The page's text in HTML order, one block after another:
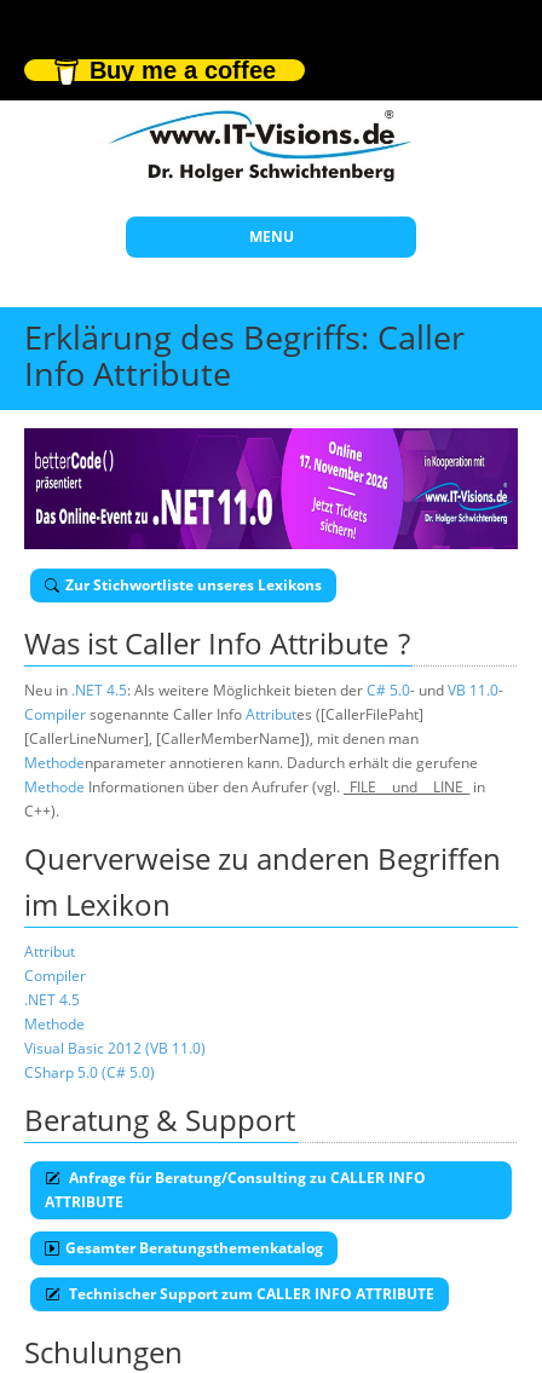
Buy me a coffee
MENU
Start
Themen
Individuelle Schulungen
Offene Seminare
Wissen
Über uns
Erklärung des Begriffs: Caller
Info Attribute
Zur Stichwortliste unseres Lexikons
Was ist Caller Info Attribute ?
Neu in .NET 4.5: Als weitere Möglichkeit bieten derC# 5.0- undVB 11.0-
Compilersogenannte Caller InfoAttributes ([CallerFilePaht]
[CallerLineNumer], [CallerMemberName]), mit denen man
Methodenparameter annotieren kann. Dadurch erhält die gerufene
Methode Informationen über den Aufrufer (vgl. _FILE__ und __LINE_ in
C++).
Querverweise zu anderen Begriffen
im Lexikon
Attribut
Compiler
.NET 4.5
Methode
Visual Basic 2012 (VB 11.0)
CSharp 5.0 (C# 5.0)
Beratung & Support
Anfrage für Beratung/Consulting zu CALLER INFO
ATTRIBUTE
Gesamter Beratungsthemenkatalog
Technischer Support zum CALLER INFO ATTRIBUTE
Schulungen